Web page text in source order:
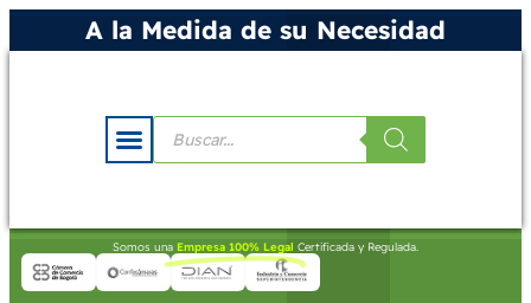
A la Medida de su Necesidad
Somos una Empresa 100% Legal Certificada y Regulada.